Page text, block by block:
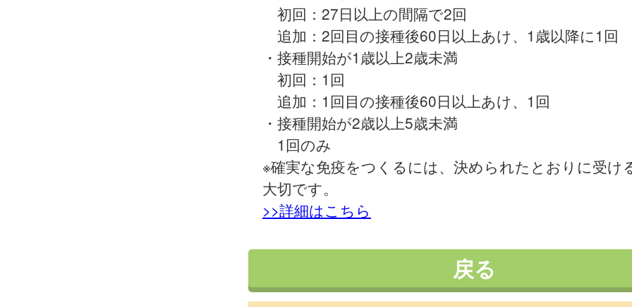
初回：27日以上の間隔で2回
追加：2回目の接種後60日以上あけ、1歳以降に1回
・接種開始が1歳以上2歳未満
初回：1回
追加：1回目の接種後60日以上あけ、1回
・接種開始が2歳以上5歳未満
1回のみ
※確実な免疫をつくるには、決められたとおりに受け
大切です。
>>詳細はこちら
戻る